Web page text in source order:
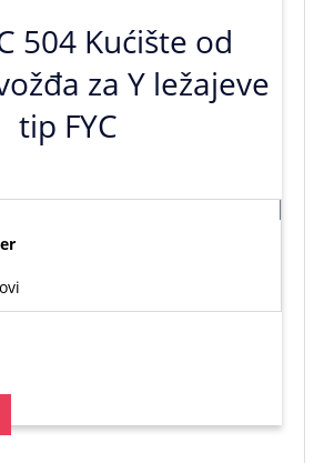
504 Kućište od
za Y ležajeve
tip FYC